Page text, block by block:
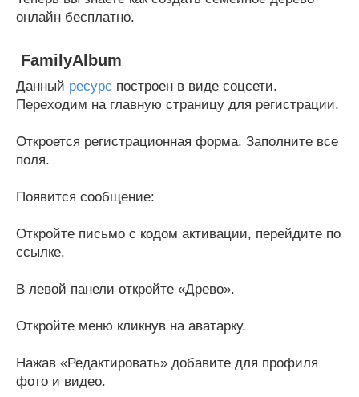
онлайн бесплатно.
FamilyAlbum
Данный ресурс построен в виде соцсети.
Переходим на главную страницу для регистрации.
Откроется регистрационная форма. Заполните все
поля.
Появится сообщение:
Откройте письмо с кодом активации, перейдите по
ссылке.
В левой панели откройте «Древо».
Откройте меню кликнув на аватарку.
Нажав «Редактировать» добавите для профиля
фото и видео.